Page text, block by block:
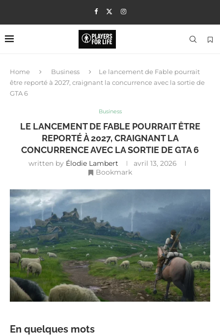
Home Business
Le lancement de Fable pourrait
être reporté à 2027, craignant la concurrence avec la sortie de
GTA 6
Business
LE LANCEMENT DE FABLE POURRAIT ÊTRE
REPORTÉ À 2027, CRAIGNANT LA
CONCURRENCE AVEC LA SORTIE DE GTA 6
written by Élodie Lambert
avril 13, 2026
Bookmark
En quelques mots